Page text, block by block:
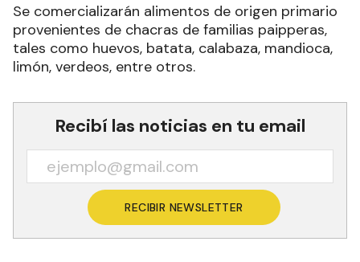
Se comercializarán alimentos de origen primario
provenientes de chacras de familias paipperas,
tales como huevos, batata, calabaza, mandioca,
limón, verdeos, entre otros.
Recibí las noticias en tu email
RECIBIR NEWSLETTER